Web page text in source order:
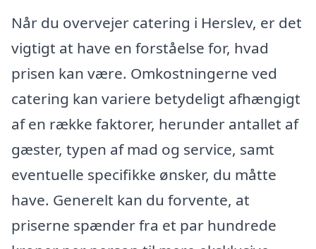
Når du overvejer catering i Herslev, er det
vigtigt at have en forståelse for, hvad
prisen kan være. Omkostningerne ved
catering kan variere betydeligt afhængigt
af en række faktorer, herunder antallet af
gæster, typen af mad og service, samt
eventuelle specifikke ønsker, du måtte
have. Generelt kan du forvente, at
priserne spænder fra et par hundrede